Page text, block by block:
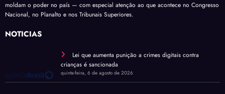
moldam o poder no país — com especial atenção ao que acontece no Congresso
Nacional, no Planalto e nos Tribunais Superiores.
NOTÍCIAS
Lei que aumenta punição a crimes digitais contra
crianças é sancionada
quinta-feira, 6 de agosto de 2026